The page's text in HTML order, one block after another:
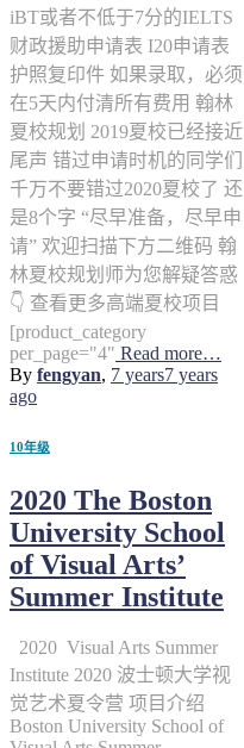
iBT或者不低于7分的IELTS
财政援助申请表 I20申请表
护照复印件 如果录取，必须
在5天内付清所有费用 翰林
夏校规划 2019夏校已经接近
尾声 错过申请时机的同学们
千万不要错过2020夏校了 还
是8个字 “尽早准备，尽早申
请” 欢迎扫描下方二维码 翰
林夏校规划师为您解疑答惑
👇 查看更多高端夏校项目
[product_category
per_page="4" Read more…
By fengyan, 7 years7 years
ago
10年级
2020 The Boston
University School
of Visual Arts’
Summer Institute
2020 Visual Arts Summer
Institute 2020 波士顿大学视
觉艺术夏令营 项目介绍
Boston University School of